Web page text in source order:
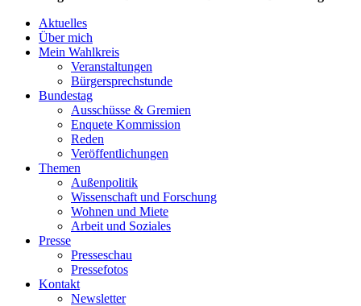
Aktuelles
Über mich
Mein Wahlkreis
Veranstaltungen
Bürgersprechstunde
Bundestag
Ausschüsse & Gremien
Enquete Kommission
Reden
Veröffentlichungen
Themen
Außenpolitik
Wissenschaft und Forschung
Wohnen und Miete
Arbeit und Soziales
Presse
Presseschau
Pressefotos
Kontakt
Newsletter